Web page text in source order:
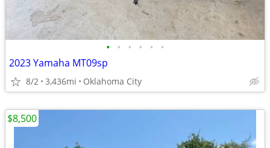
• • • • • •
2023 Yamaha MT09sp
8/2 3,436mi Oklahoma City
$8,500